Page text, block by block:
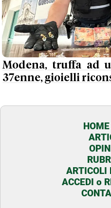
Modena, truffa ad
37enne, gioielli
ARTICOLI
ACCEDI o